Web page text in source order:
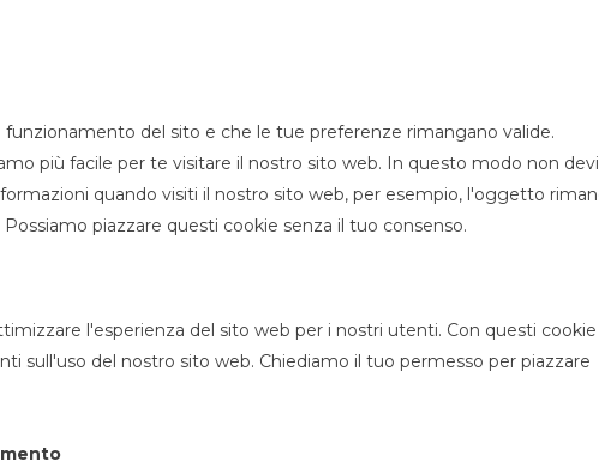
funzionamento del sito e che le tue preferenze rimangano valide.
più facile per te visitare il nostro sito web. In questo modo non devi
quando visiti il nostro sito web, per esempio, l'oggetto
piazzare questi cookie senza il tuo consenso.
l'esperienza del sito web per i nostri utenti. Con questi cookie
sull'uso del nostro sito web. Chiediamo il tuo permesso per piazzare